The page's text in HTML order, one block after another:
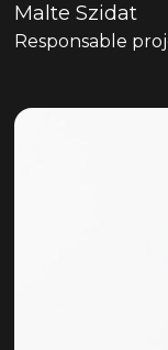
Malte Szidat
Responsable